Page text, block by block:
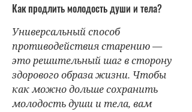
Как продлить молодость души и тела?
Универсальный способ
противодействия старению —
это решительный шаг в сторону
здорового образа жизни. Чтобы
как можно дольше сохранить
молодость души и тела, вам